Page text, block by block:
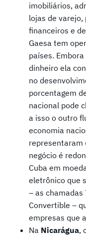
imobiliários,
lojas de varejo,
financeiros e
Gaesa tem
países.
dinheiro ela
no
porcentagem
nacional pode
a isso o outro
economia
representaram
negócio é
Cuba em
eletrônico que
– as chamadas
Convertible –
empresas que
Na Nicarágua,